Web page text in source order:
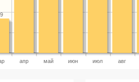
апр май июн июл авг